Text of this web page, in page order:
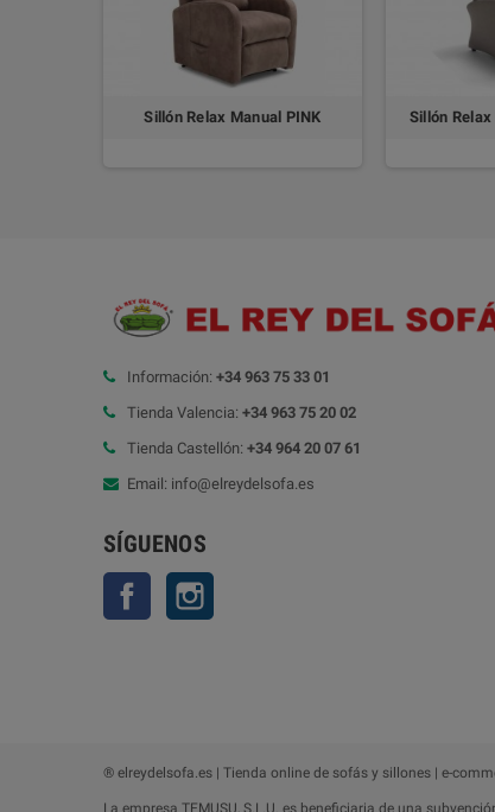
Sillón Relax Manual PINK Sillón Relax
Información: +34 963 75 33 01
Tienda Valencia: +34 963 75 20 02
Tienda Castellón: +34 964 20 07 61
Email: info@elreydelsofa.es
SÍGUENOS
Facebook
® elreydelsofa.es | Tienda online de sofás y sillones | e-
La empresa TEMUSU, S.L.U. es beneficiaria de una